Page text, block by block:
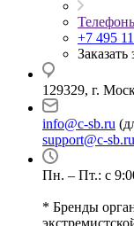
+7 495
Заказать
129329, г.
info@c-sb.ru
support@c-sb.ru
Пн. – Пт.: с
* Бренды